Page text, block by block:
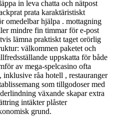
in leva chatta och nätpost
prata karaktäristiskt
omedelbar hjälpa . mottagning
mindre fin timmar för e-post
lämna praktiskt taget orörlig
välkommen paketet och
uppskatta för både
av mega-spelcasino ofta
råa hotell , restauranger
som tillgodoser med
växande skapar extra
intäkter plåster
grund.